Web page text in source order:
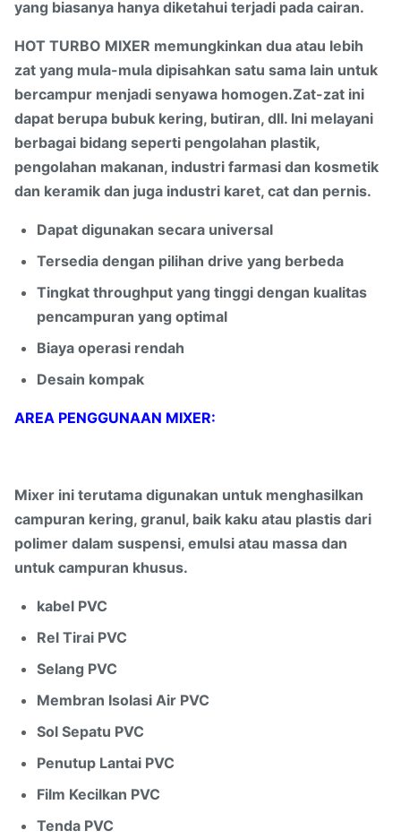
yang biasanya hanya diketahui terjadi pada cairan.
HOT TURBO MIXER memungkinkan dua atau lebih
zat yang mula-mula dipisahkan satu sama lain untuk
bercampur menjadi senyawa homogen.Zat-zat ini
dapat berupa bubuk kering, butiran, dll. Ini melayani
berbagai bidang seperti pengolahan plastik,
pengolahan makanan, industri farmasi dan kosmetik
dan keramik dan juga industri karet, cat dan pernis.
Dapat digunakan secara universal
Tersedia dengan pilihan drive yang berbeda
Tingkat throughput yang tinggi dengan kualitas
pencampuran yang optimal
Biaya operasi rendah
Desain kompak
AREA PENGGUNAAN MIXER:
Mixer ini terutama digunakan untuk menghasilkan
campuran kering, granul, baik kaku atau plastis dari
polimer dalam suspensi, emulsi atau massa dan
untuk campuran khusus.
kabel PVC
Rel Tirai PVC
Selang PVC
Membran Isolasi Air PVC
Sol Sepatu PVC
Penutup Lantai PVC
Film Kecilkan PVC
Tenda PVC